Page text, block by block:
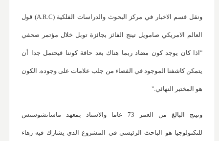
ونقل قسم الاخبار في مركز البحوث والدراسات الفلكية (A.R.C) قول
العالم الامريكي صامويل تينج الفائز بجائزة توبل خلال مؤتمر صحفي
"اذا كان يوجد كون مضاد ربما هناك بعد حافة كوننا فيحتمل جدا أن
يتمكن كاشفنا الموجود في الفضاء من جلب علامات على وجوده. الكون
هو المختبر النهائي."
وتينج البالغ من العمر 73 عاما والاستاذ بمعهد ماساتشوستس
للتكنولوجيا هو الباحث الرئيسي في المشروع الذي يشارك فيه زهاء